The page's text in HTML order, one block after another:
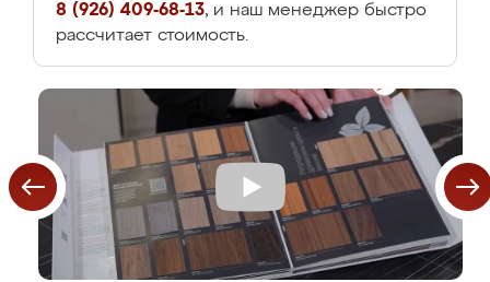
8 (926) 409-68-13, и наш менеджер быстро
рассчитает стоимость.